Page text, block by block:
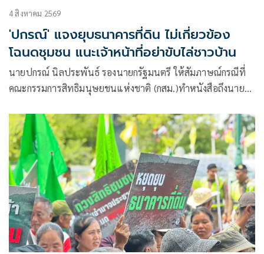
4 สิงหาคม 2569
'ปกรณ์' แจงยุบธนาคารที่ดิน ไม่เกี่ยวข้อง
โฉนดชุมชน แนะเจ้าหน้าที่อย่าขับไล่ชาวบ้าน
นายปกรณ์ นิลประพันธ์ รองนายกรัฐมนตรี ให้สัมภาษณ์กรณีที่
คณะกรรมการสิทธิมนุษยชนแห่งชาติ (กสม.)ทำหนังสือถึงนายก
ธนาคารที่ดิน (องค์การมหาชน) หรือ บจธ. รวมถึงกลุ่มขบวนการ
ประชาชนเพื่อสังคมที่เป็นธรรม (พีมูฟ)